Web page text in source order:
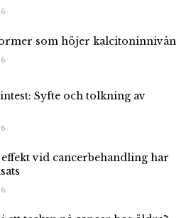
som höjer kalcitoninnivån
Syfte och tolkning av
vid cancerbehandling har